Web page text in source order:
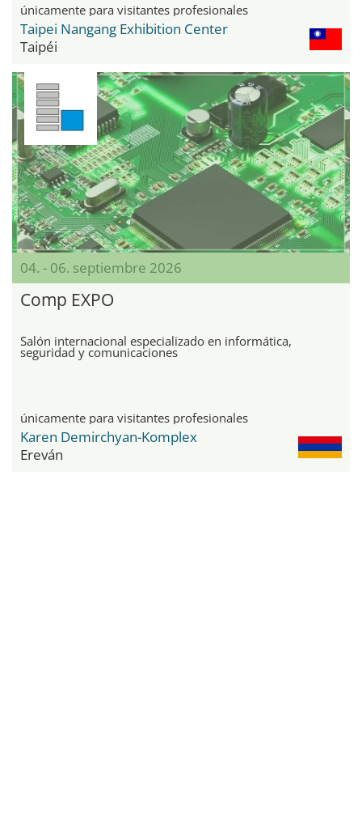
únicamente para visitantes profesionales
Taipei Nangang Exhibition Center
Taipéi
04. - 06. septiembre 2026
Comp EXPO
Salón internacional especializado en informática,
seguridad y comunicaciones
únicamente para visitantes profesionales
Karen Demirchyan-Komplex
Ereván